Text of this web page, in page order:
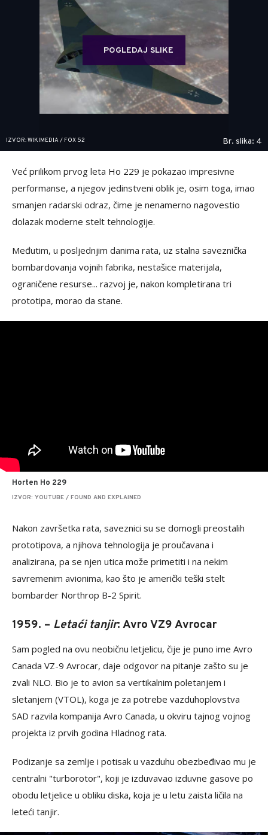
POGLEDAJ SLIKE
IZVOR: WIKIMEDIA / FOX 52 Br. slika: 4
Već prilikom prvog leta Ho 229 je pokazao impresivne
performanse, a njegov jedinstveni oblik je, osim toga, imao
smanjen radarski odraz, čime je nenamerno nagovestio
dolazak moderne stelt tehnologije.
Međutim, u posljednjim danima rata, uz stalna saveznička
bombardovanja vojnih fabrika, nestašice materijala,
ograničene resurse... razvoj je, nakon kompletirana tri
prototipa, morao da stane.
Horten Ho 229
IZVOR: YOUTUBE / FOUND AND EXPLAINED
Nakon završetka rata, saveznici su se domogli preostalih
prototipova, a njihova tehnologija je proučavana i
analizirana, pa se njen utica može primetiti i na nekim
savremenim avionima, kao što je američki teški stelt
bombarder Northrop B-2 Spirit.
1959. – Letaći tanjir: Avro VZ9 Avrocar
Sam pogled na ovu neobičnu letjelicu, čije je puno ime Avro
Canada VZ-9 Avrocar, daje odgovor na pitanje zašto su je
zvali NLO. Bio je to avion sa vertikalnim poletanjem i
sletanjem (VTOL), koga je za potrebe vazduhoplovstva
SAD razvila kompanija Avro Canada, u okviru tajnog vojnog
projekta iz prvih godina Hladnog rata.
Podizanje sa zemlje i potisak u vazduhu obezbeđivao mu je
centralni "turborotor", koji je izduvavao izduvne gasove po
obodu letjelice u obliku diska, koja je u letu zaista ličila na
leteći tanjir.